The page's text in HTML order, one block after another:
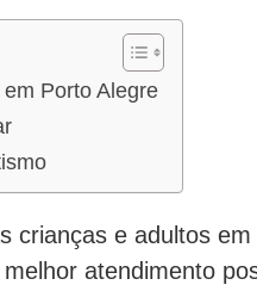
Porto Alegre
crianças e adultos
atendimento